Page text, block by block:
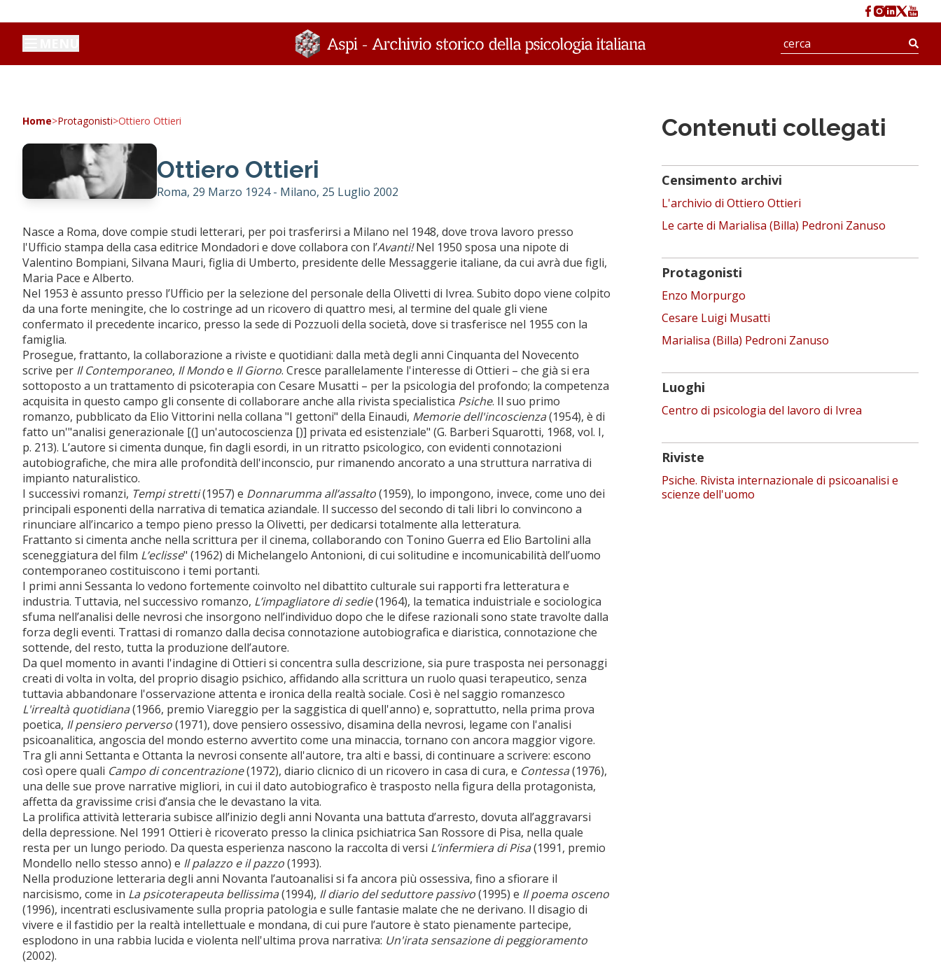
Home>Protagonisti>Ottiero Ottieri
Ottiero Ottieri
Roma, 29 Marzo 1924 - Milano, 25 Luglio 2002
Nasce a Roma, dove compie studi letterari, per poi trasferirsi a Milano nel 1948, dove trova lavoro presso
l'Ufficio stampa della casa editrice Mondadori e dove collabora con l’Avanti!Nel 1950 sposa una nipote di
Valentino Bompiani, Silvana Mauri, figlia di Umberto, presidente delle Messaggerie italiane, da cui avrà due figli,
Maria Pace e Alberto.
Nel 1953 è assunto presso l’Ufficio per la selezione del personale della Olivetti di Ivrea. Subito dopo viene colpito
da una forte meningite, che lo costringe ad un ricovero di quattro mesi, al termine del quale gli viene
confermato il precedente incarico, presso la sede di Pozzuoli della società, dove si trasferisce nel 1955 con la
famiglia.
Prosegue, frattanto, la collaborazione a riviste e quotidiani: dalla metà degli anni Cinquanta del Novecento
scrive per Il Contemporaneo, Il Mondoe Il Giorno. Cresce parallelamente l'interesse di Ottieri – che già si era
sottoposto a un trattamento di psicoterapia con Cesare Musatti – per la psicologia del profondo; la competenza
acquisita in questo campo gli consente di collaborare anche alla rivista specialistica Psiche. Il suo primo
romanzo, pubblicato da Elio Vittorini nella collana "I gettoni" della Einaudi, Memorie dell'incoscienza(1954), è di
fatto un'"analisi generazionale [(] un'autocoscienza [)] privata ed esistenziale" (G. Barberi Squarotti, 1968, vol. I,
p. 213). L’autore si cimenta dunque, fin dagli esordi, in un ritratto psicologico, con evidenti connotazioni
autobiografiche, che mira alle profondità dell'inconscio, pur rimanendo ancorato a una struttura narrativa di
impianto naturalistico.
I successivi romanzi, Tempi stretti(1957) e Donnarumma all’assalto(1959), lo impongono, invece, come uno dei
principali esponenti della narrativa di tematica aziandale. Il successo del secondo di tali libri lo convincono a
rinunciare all’incarico a tempo pieno presso la Olivetti, per dedicarsi totalmente alla letteratura.
Frattanto si cimenta anche nella scrittura per il cinema, collaborando con Tonino Guerra ed Elio Bartolini alla
sceneggiatura del film L’eclisse" (1962) di Michelangelo Antonioni, di cui solitudine e incomunicabilità dell’uomo
contemporaneo costituiscono i temi portanti.
I primi anni Sessanta lo vedono fortemente coinvolto nel dibattito culturale sui rapporti fra letteratura e
industria. Tuttavia, nel successivo romanzo, L’impagliatore di sedie(1964), la tematica induistriale e sociologica
sfuma nell’analisi delle nevrosi che insorgono nell’individuo dopo che le difese razionali sono state travolte dalla
forza degli eventi. Trattasi di romanzo dalla decisa connotazione autobiografica e diaristica, connotazione che
sottende, del resto, tutta la produzione dell’autore.
Da quel momento in avanti l'indagine di Ottieri si concentra sulla descrizione, sia pure trasposta nei personaggi
creati di volta in volta, del proprio disagio psichico, affidando alla scrittura un ruolo quasi terapeutico, senza
tuttavia abbandonare l'osservazione attenta e ironica della realtà sociale. Così è nel saggio romanzesco
L'irrealtà quotidiana(1966, premio Viareggio per la saggistica di quell'anno) e, soprattutto, nella prima prova
poetica, Il pensiero perverso(1971), dove pensiero ossessivo, disamina della nevrosi, legame con l'analisi
psicoanalitica, angoscia del mondo esterno avvertito come una minaccia, tornano con ancora maggior vigore.
Tra gli anni Settanta e Ottanta la nevrosi consente all'autore, tra alti e bassi, di continuare a scrivere: escono
così opere quali Campo di concentrazione(1972), diario clicnico di un ricovero in casa di cura, e Contessa(1976),
una delle sue prove narrative migliori, in cui il dato autobiografico è trasposto nella figura della protagonista,
affetta da gravissime crisi d’ansia che le devastano la vita.
La prolifica attività letteraria subisce all’inizio degli anni Novanta una battuta d’arresto, dovuta all’aggravarsi
della depressione. Nel 1991 Ottieri è ricoverato presso la clinica psichiatrica San Rossore di Pisa, nella quale
resta per un lungo periodo. Da questa esperienza nascono la raccolta di versi L’infermiera di Pisa(1991, premio
Mondello nello stesso anno) e Il palazzo e il pazzo(1993).
Nella produzione letteraria degli anni Novanta l’autoanalisi si fa ancora più ossessiva, fino a sfiorare il
narcisismo, come in La psicoterapeuta bellissima(1994), Il diario del seduttore passivo(1995) e Il poema osceno
(1996), incentrati esclusivamente sulla propria patologia e sulle fantasie malate che ne derivano. Il disagio di
vivere e il fastidio per la realtà intellettuale e mondana, di cui pure l’autore è stato pienamente partecipe,
esplodono in una rabbia lucida e violenta nell'ultima prova narrativa: Un'irata sensazione di peggioramento
(2002).
Contenuti collegati
Censimento archivi
L'archivio di Ottiero Ottieri
Le carte di Marialisa (Billa) Pedroni Zanuso
Protagonisti
Enzo Morpurgo
Cesare Luigi Musatti
Marialisa (Billa) Pedroni Zanuso
Luoghi
Centro di psicologia del lavoro di Ivrea
Riviste
Psiche. Rivista internazionale di psicoanalisi e
scienze dell'uomo